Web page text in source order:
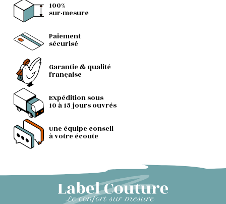
100%
sur-mesure
Paiement
sécurisé
Garantie & qualité
française
Expédition sous
10 à 15 jours ouvrés
Une équipe conseil
à votre écoute